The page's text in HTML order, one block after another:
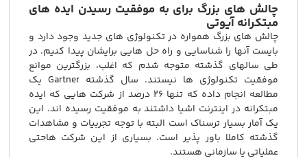
چالش های بزرگ برای به موفقیت رسیدن ایده های
مبتکرانه آیوتی
چالش های بزرگ همواره در تکنولوژی های جدید وجود دارد و
بایست آنها را شناسایی و راه حل هایی برایشان پیدا کنیم. در
طی سالهای گذشته متوجه شدم که اغلب، بزرگترین موانع
موفقیت تکنولوژی ها نیستند. سال گذشته Gartner یک
مطالعه انجام داده که تنها ۲۶ درصد از شرکت هایی که ایده
مبتکرانه در اینترنت اشیا داشتند به موفقیت رسیده اند. این
یک آمار بسیار ترسناک است البته با توجه تجربیات و مشاهدات
گذشته کاملا باور پذیر است. بسیاری از این شرکت هاحتی
عملیاتی یا سازمانی هستند.